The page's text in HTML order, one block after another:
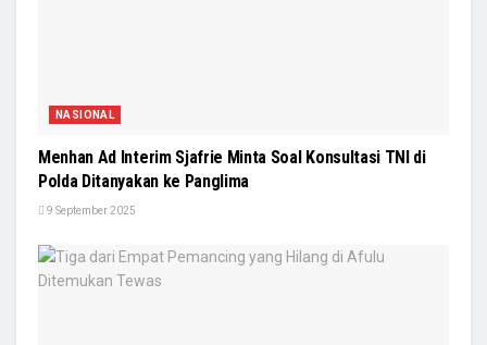
NASIONAL
Menhan Ad Interim Sjafrie Minta Soal Konsultasi TNI di
Polda Ditanyakan ke Panglima
9 September 2025